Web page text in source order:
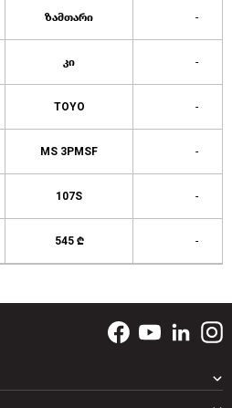
ზამთარი -
კი -
TOYO -
MS 3PMSF -
107S -
545 ₾ -